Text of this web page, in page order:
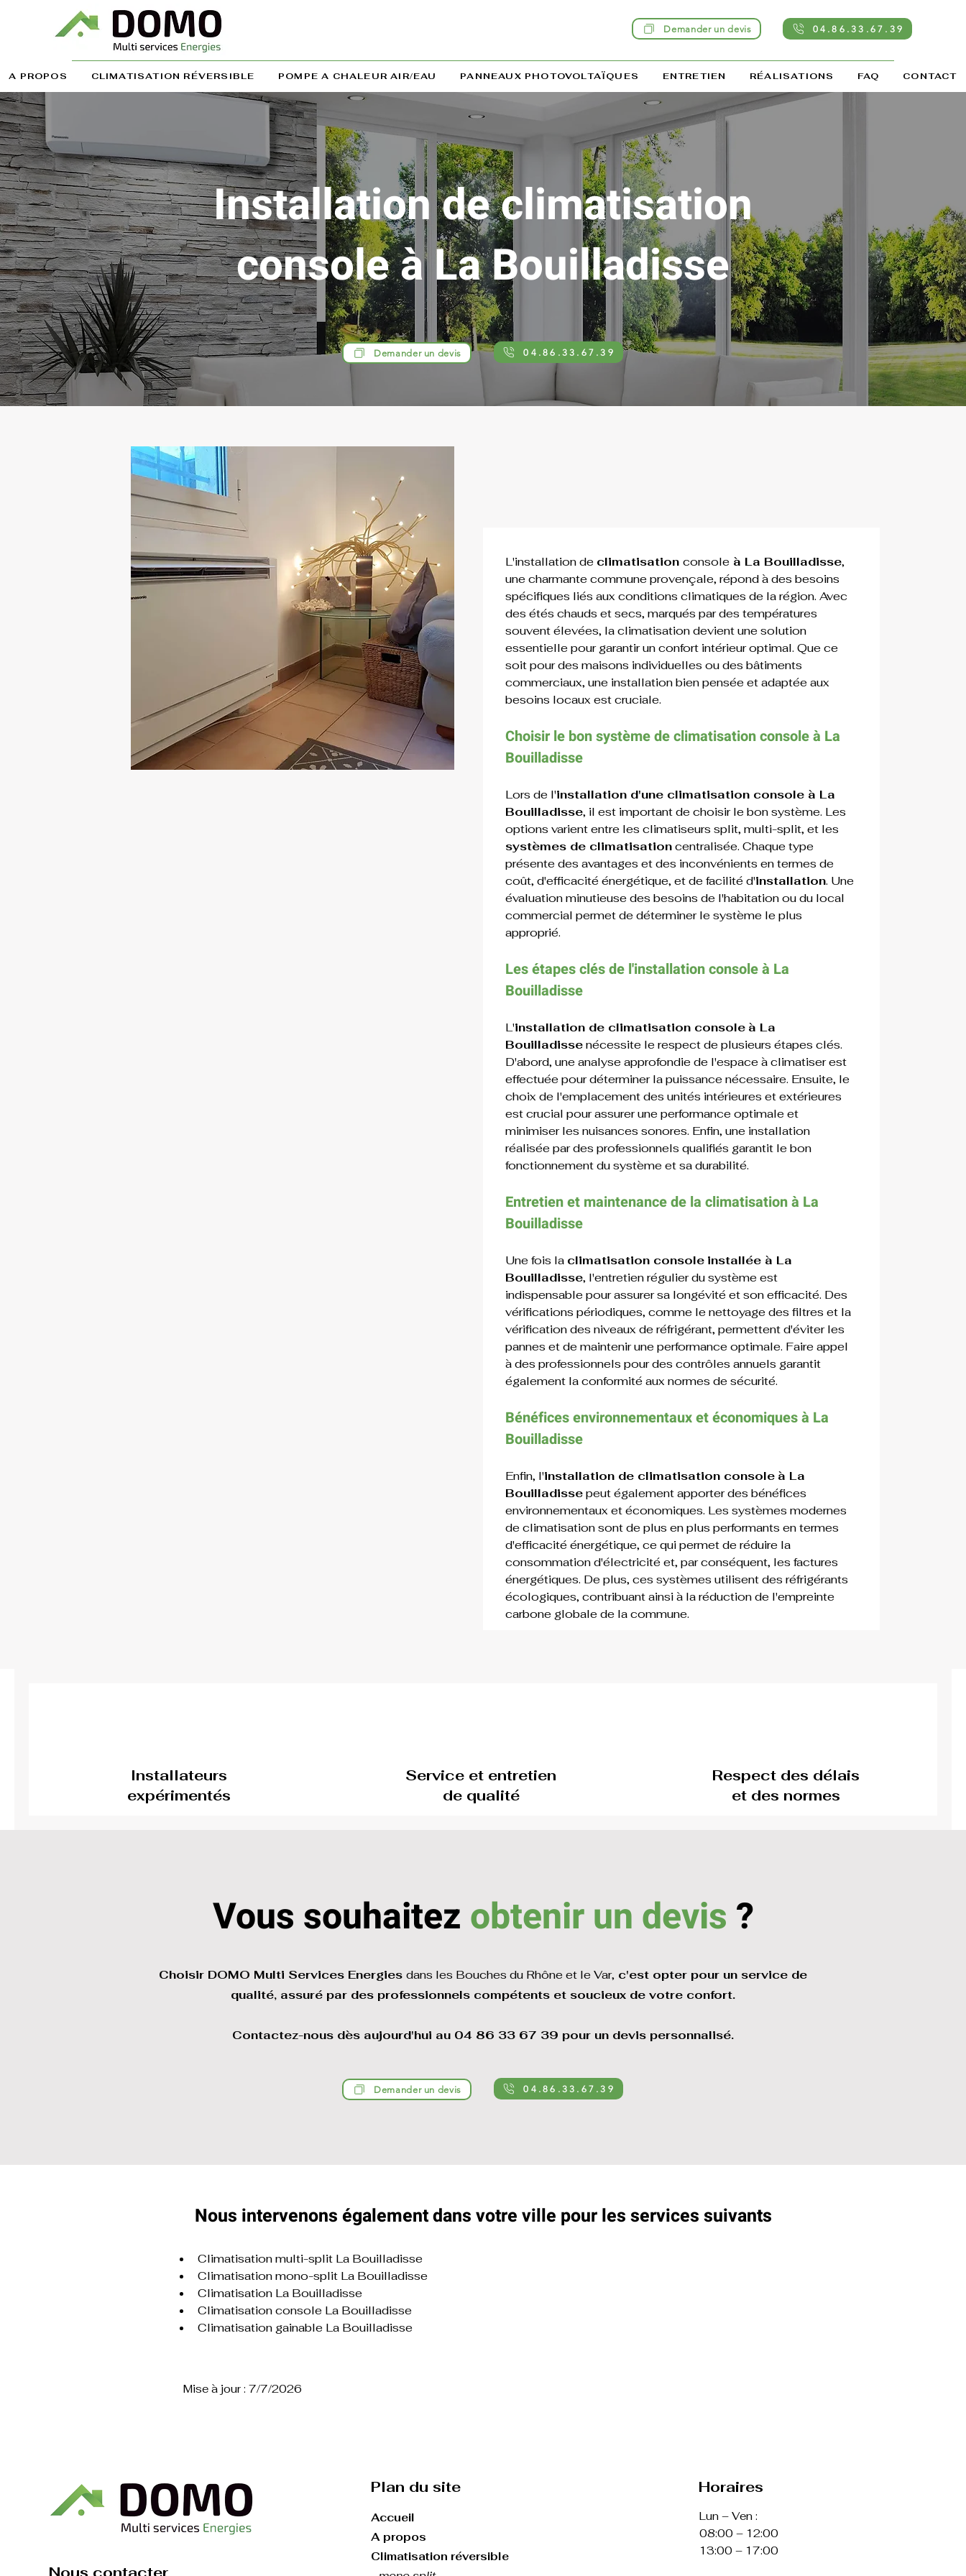
Demander un devis 04.86.33.67.39
A PROPOS CLIMATISATION RÉVERSIBLE POMPE A CHALEUR AIR/EAU PANNEAUX PHOTOVOLTAÏQUES ENTRETIEN RÉALISATIONS FAQ CONTACT
Installation de climatisation
console à La Bouilladisse
Demander un devis 04.86.33.67.39
L'installation de climatisation console à La Bouilladisse,
une charmante commune provençale, répond à des besoins
spécifiques liés aux conditions climatiques de la région. Avec
des étés chauds et secs, marqués par des températures
souvent élevées, la climatisation devient une solution
essentielle pour garantir un confort intérieur optimal. Que ce
soit pour des maisons individuelles ou des bâtiments
commerciaux, une installation bien pensée et adaptée aux
besoins locaux est cruciale.
Choisir le bon système de climatisation console à La
Bouilladisse
Lors de l'installation d'une climatisation console à La
Bouilladisse, il est important de choisir le bon système. Les
options varient entre les climatiseurs split, multi-split, et les
systèmes de climatisation centralisée. Chaque type
présente des avantages et des inconvénients en termes de
coût, d'efficacité énergétique, et de facilité d'installation. Une
évaluation minutieuse des besoins de l'habitation ou du local
commercial permet de déterminer le système le plus
approprié.
Les étapes clés de l'installation console à La
Bouilladisse
L'installation de climatisation console à La
Bouilladisse nécessite le respect de plusieurs étapes clés.
D'abord, une analyse approfondie de l'espace à climatiser est
effectuée pour déterminer la puissance nécessaire. Ensuite, le
choix de l'emplacement des unités intérieures et extérieures
est crucial pour assurer une performance optimale et
minimiser les nuisances sonores. Enfin, une installation
réalisée par des professionnels qualifiés garantit le bon
fonctionnement du système et sa durabilité.
Entretien et maintenance de la climatisation à La
Bouilladisse
Une fois la climatisation console installée à La
Bouilladisse, l'entretien régulier du système est
indispensable pour assurer sa longévité et son efficacité. Des
vérifications périodiques, comme le nettoyage des filtres et la
vérification des niveaux de réfrigérant, permettent d'éviter les
pannes et de maintenir une performance optimale. Faire appel
à des professionnels pour des contrôles annuels garantit
également la conformité aux normes de sécurité.
Bénéfices environnementaux et économiques à La
Bouilladisse
Enfin, l'installation de climatisation console à La
Bouilladisse peut également apporter des bénéfices
environnementaux et économiques. Les systèmes modernes
de climatisation sont de plus en plus performants en termes
d'efficacité énergétique, ce qui permet de réduire la
consommation d'électricité et, par conséquent, les factures
énergétiques. De plus, ces systèmes utilisent des réfrigérants
écologiques, contribuant ainsi à la réduction de l'empreinte
carbone globale de la commune.
Installateurs
expérimentés
Service et entretien
de qualité
Respect des délais
et des normes
Vous souhaitez obtenir un devis ?
Choisir DOMO Multi Services Energies dans les Bouches du Rhône et le Var, c'est opter pour un service de
qualité, assuré par des professionnels compétents et soucieux de votre confort.
Contactez-nous dès aujourd'hui au 04 86 33 67 39 pour un devis personnalisé.
Demander un devis 04.86.33.67.39
Nous intervenons également dans votre ville pour les services suivants
Climatisation multi-split La Bouilladisse
Climatisation mono-split La Bouilladisse
Climatisation La Bouilladisse
Climatisation console La Bouilladisse
Climatisation gainable La Bouilladisse
Mise à jour : 7/7/2026
Plan du site
Accueil
A propos
Climatisation réversible
Horaires
Lun – Ven :
08:00 – 12:00
13:00 – 17:00